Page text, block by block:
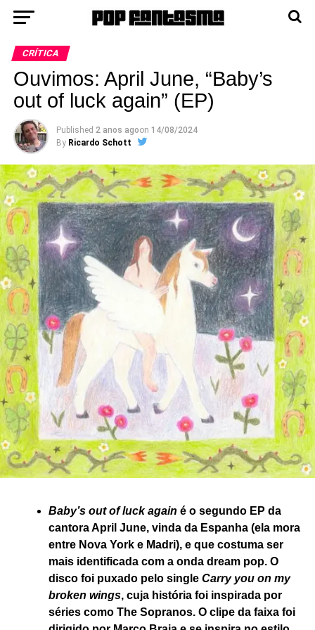
CRÍTICA
Ouvimos: April June, “Baby’s
out of luck again” (EP)
Published 2 anos agoon 14/08/2024
By Ricardo Schott
Baby’s out of luck again é o segundo EP da
cantora April June, vinda da Espanha (ela mora
entre Nova York e Madri), e que costuma ser
mais identificada com a onda dream pop. O
disco foi puxado pelo single Carry you on my
broken wings, cuja história foi inspirada por
séries como The Sopranos. O clipe da faixa foi